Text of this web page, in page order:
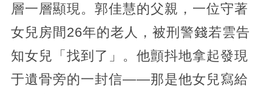
層一層顯現。郭佳慧的父親，一位守著
女兒房間26年的老人，被刑警錢若雲告
知女兒「找到了」。他顫抖地拿起發現
于遺骨旁的一封信——那是他女兒寫給